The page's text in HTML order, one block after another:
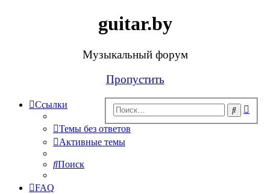
guitar.by
Музыкальный форум
Пропустить
Поиск
Ссылки
Темы без ответов
Активные темы
Поиск
FAQ